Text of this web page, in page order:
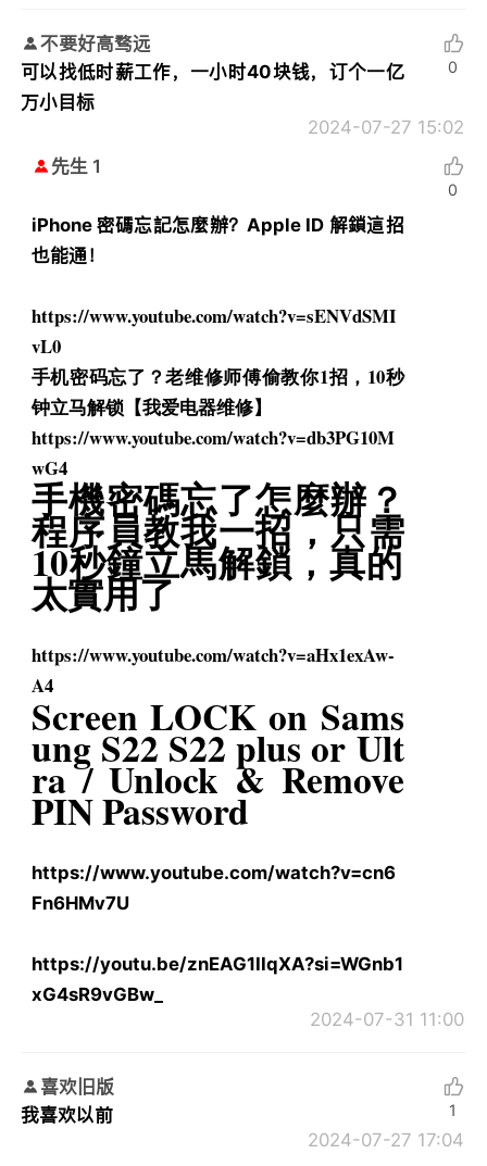
不要好高骛远
可以找低时薪工作，一小时40块钱，订个一亿
万小目标
2024-07-27 15:02
0
先生 1
iPhone 密碼忘記怎麼辦？Apple ID 解鎖這招
也能通！
https://www.youtube.com/watch?v=sENVdSMI
vL0
手机密码忘了？老维修师傅偷教你1招，10秒
钟立马解锁【我爱电器维修】
https://www.youtube.com/watch?v=db3PG10M
wG4
手機密碼忘了怎麼辦？
程序員教我一招，只需
10秒鐘立馬解鎖，真的
太實用了
https://www.youtube.com/watch?v=aHx1exAw-
A4
Screen LOCK on Sams
ung S22 S22 plus or Ult
ra / Unlock & Remove
PIN Password
https://www.youtube.com/watch?v=cn6
Fn6HMv7U
https://youtu.be/znEAG1IIqXA?si=WGnb1
xG4sR9vGBw_
2024-07-31 11:00
0
喜欢旧版
我喜欢以前
2024-07-27 17:04
1